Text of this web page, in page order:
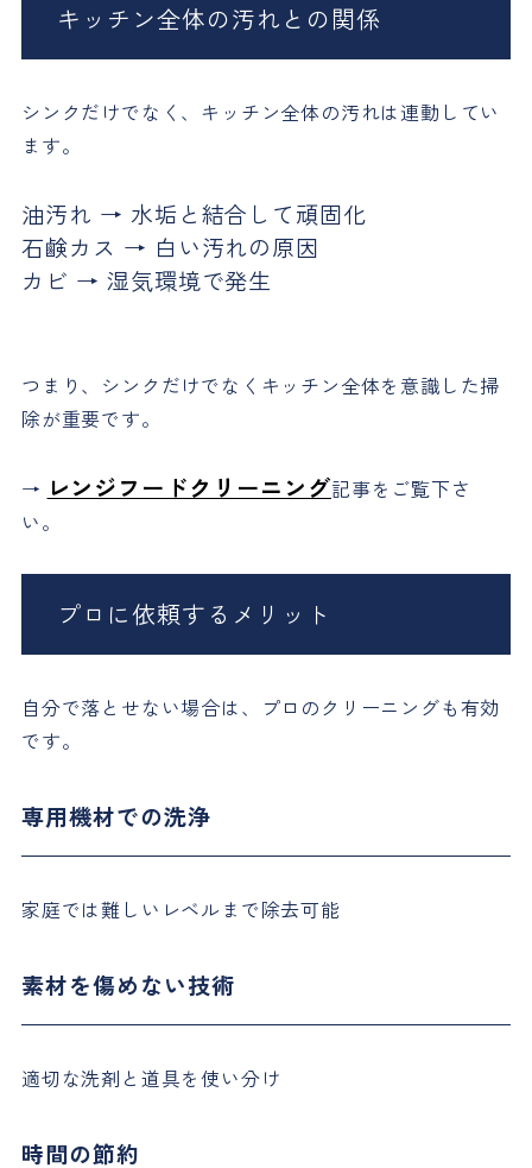
キッチン全体の汚れとの関係
シンクだけでなく、キッチン全体の汚れは連動してい
ます。
油汚れ → 水垢と結合して頑固化
石鹸カス → 白い汚れの原因
カビ → 湿気環境で発生
つまり、シンクだけでなくキッチン全体を意識した掃
除が重要です。
→ レンジフードクリーニング記事をご覧下さ
い。
プロに依頼するメリット
自分で落とせない場合は、プロのクリーニングも有効
です。
専用機材での洗浄
家庭では難しいレベルまで除去可能
素材を傷めない技術
適切な洗剤と道具を使い分け
時間の節約